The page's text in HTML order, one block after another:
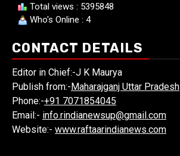
Total views : 5395848
Who's Online : 4
CONTACT DETAILS
Editor in Chief:-J K Maurya
Publish from:- Maharajganj Uttar Pradesh
Phone:-+91 7071854045
Email:- info.rindianewsup@gmail.com
Website:- www.raftaarindianews.com